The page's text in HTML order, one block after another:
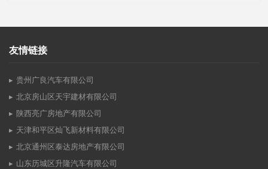
友情链接
贵州广良汽车有限公司
北京房山区天宇建材有限公司
陕西亮广房地产有限公司
天津和平区灿飞新材料有限公司
北京通州区泰达房地产有限公司
山东历城区升隆汽车有限公司